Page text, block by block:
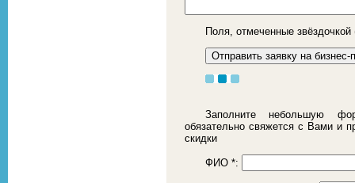
Поля, отмеченные звёздочкой
Заполните небольшую
обязательно свяжется с Вами и
скидки
ФИО *: